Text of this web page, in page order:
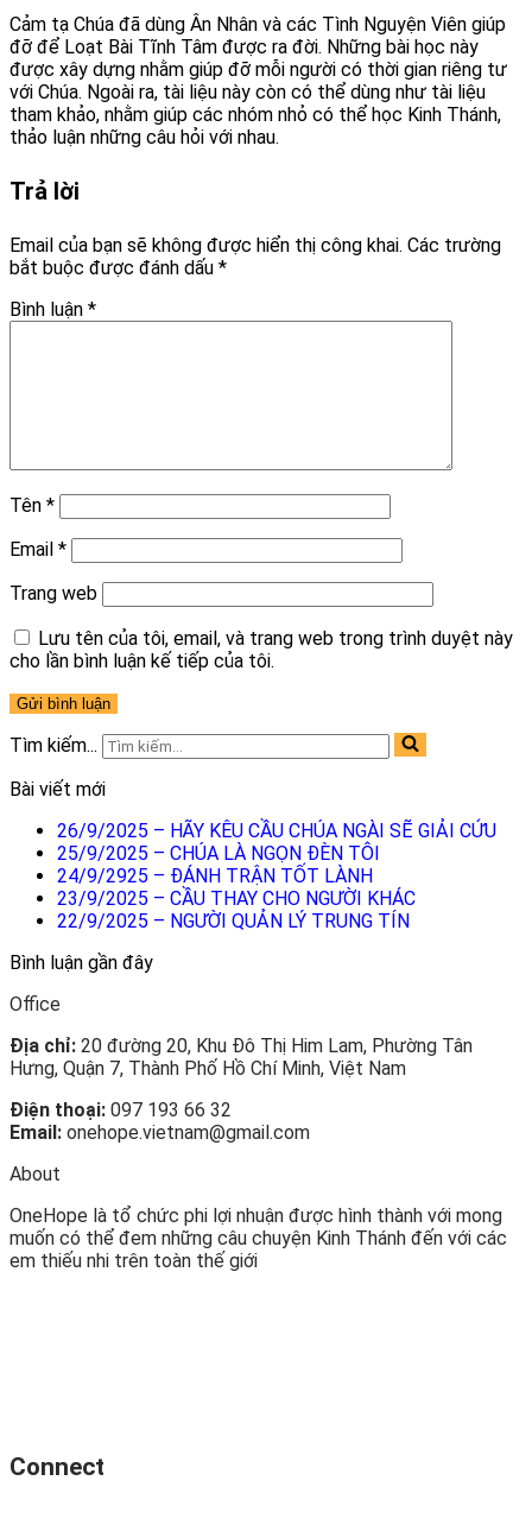
Cảm tạ Chúa đã dùng Ân Nhân và các Tình Nguyện Viên giúp
đỡ để Loạt Bài Tĩnh Tâm được ra đời. Những bài học này
được xây dựng nhằm giúp đỡ mỗi người có thời gian riêng tư
với Chúa. Ngoài ra, tài liệu này còn có thể dùng như tài liệu
tham khảo, nhằm giúp các nhóm nhỏ có thể học Kinh Thánh,
thảo luận những câu hỏi với nhau.
Trả lời
Email của bạn sẽ không được hiển thị công khai. Các trường
bắt buộc được đánh dấu *
Bình luận *
Tên *
Email *
Trang web
Lưu tên của tôi, email, và trang web trong trình duyệt này
cho lần bình luận kế tiếp của tôi.
Tìm kiếm...
Bài viết mới
26/9/2025 – HÃY KÊU CẦU CHÚA NGÀI SẼ GIẢI CỨU
25/9/2025 – CHÚA LÀ NGỌN ĐÈN TÔI
24/9/2925 – ĐÁNH TRẬN TỐT LÀNH
23/9/2025 – CẦU THAY CHO NGƯỜI KHÁC
22/9/2025 – NGƯỜI QUẢN LÝ TRUNG TÍN
Bình luận gần đây
Office
Địa chỉ: 20 đường 20, Khu Đô Thị Him Lam, Phường Tân
Hưng, Quận 7, Thành Phố Hồ Chí Minh, Việt Nam
Điện thoại: 097 193 66 32
Email: onehope.vietnam@gmail.com
About
OneHope là tổ chức phi lợi nhuận được hình thành với mong
muốn có thể đem những câu chuyện Kinh Thánh đến với các
em thiếu nhi trên toàn thế giới
Connect